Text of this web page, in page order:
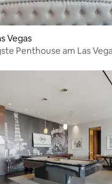
Vegas
Penthouse am Las